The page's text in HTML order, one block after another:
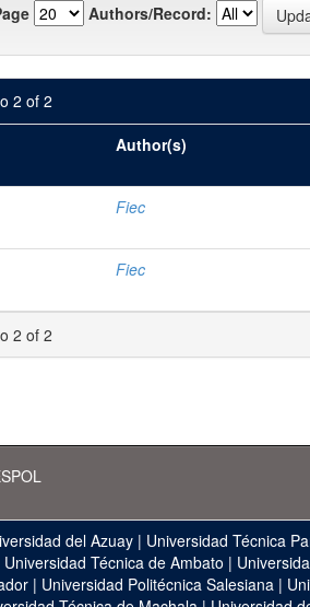
Authors/Record:
2 of 2
Author(s)
Fiec
Fiec
2 of 2
del Azuay | Universidad Técnica
Universidad Técnica de Ambato |
| Universidad Politécnica Salesiana|